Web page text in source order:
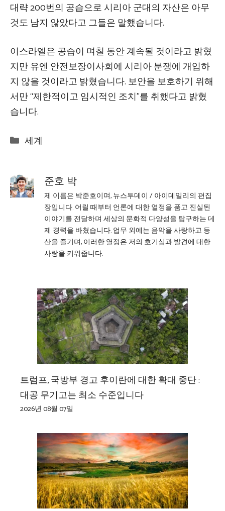
대략 200번의 공습으로 시리아 군대의 자산은 아무
것도 남지 않았다고 그들은 말했습니다.
이스라엘은 공습이 며칠 동안 계속될 것이라고 밝혔
지만 유엔 안전보장이사회에 시리아 분쟁에 개입하
지 않을 것이라고 밝혔습니다. 보안을 보호하기 위해
서만 “제한적이고 임시적인 조치”를 취했다고 밝혔
습니다.
Categories
세계
준호 박
제 이름은 박준호이며, 뉴스투데이 / 아이데일리의 편집
장입니다. 어릴 때부터 언론에 대한 열정을 품고 진실된
이야기를 전달하며 세상의 문화적 다양성을 탐구하는 데
제 경력을 바쳤습니다. 업무 외에는 음악을 사랑하고 등
산을 즐기며, 이러한 열정은 저의 호기심과 발견에 대한
사랑을 키워줍니다.
트럼프, 국방부 경고 후이란에 대한 확대 중단 :
대공 무기고는 최소 수준입니다
2026년 08월 07일